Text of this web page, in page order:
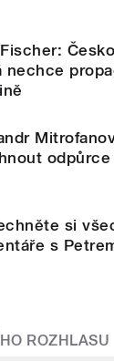
nechce
si
s
ROZHLASU